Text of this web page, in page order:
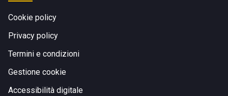
Cookie policy
Privacy policy
Termini e condizioni
Gestione cookie
Accessibilità digitale